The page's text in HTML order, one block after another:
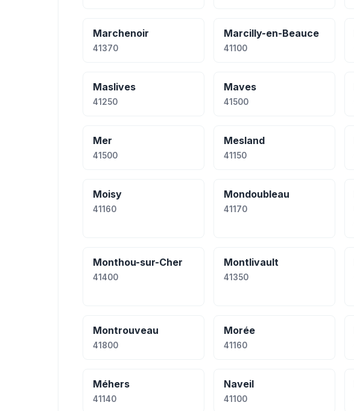
Marchenoir
41370
Marcilly-en-Beauce
41100
Maslives
41250
Maves
41500
Mer
41500
Mesland
41150
Moisy
41160
Mondoubleau
41170
Monthou-sur-Cher
41400
Montlivault
41350
Montrouveau
41800
Morée
41160
Méhers
41140
Naveil
41100